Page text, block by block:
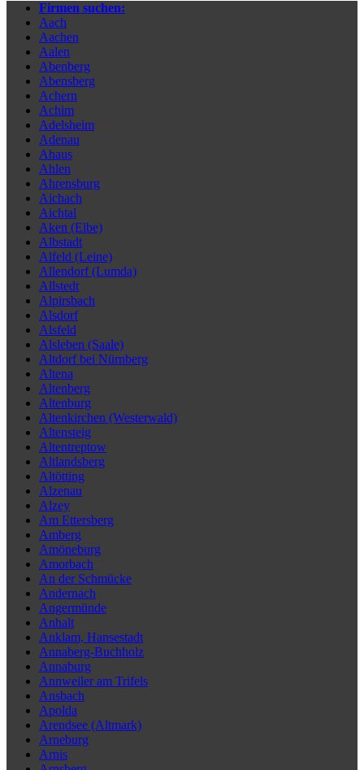
Firmen suchen:
Aach
Aachen
Aalen
Abenberg
Abensberg
Achern
Achim
Adelsheim
Adenau
Ahaus
Ahlen
Ahrensburg
Aichach
Aichtal
Aken (Elbe)
Albstadt
Alfeld (Leine)
Allendorf (Lumda)
Allstedt
Alpirsbach
Alsdorf
Alsfeld
Alsleben (Saale)
Altdorf bei Nürnberg
Altena
Altenberg
Altenburg
Altenkirchen (Westerwald)
Altensteig
Altentreptow
Altlandsberg
Altötting
Alzenau
Alzey
Am Ettersberg
Amberg
Amöneburg
Amorbach
An der Schmücke
Andernach
Angermünde
Anhalt
Anklam, Hansestadt
Annaberg-Buchholz
Annaburg
Annweiler am Trifels
Ansbach
Apolda
Arendsee (Altmark)
Arneburg
Arnis